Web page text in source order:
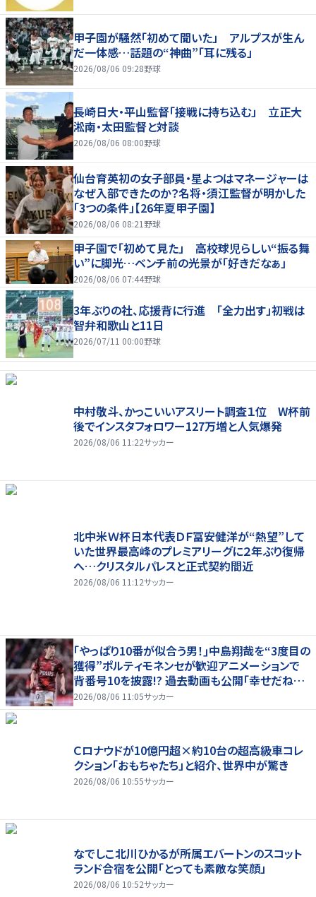
甲子園が騒然「初めて聞いた」 アルプスが生ん
だ一体感…話題の“神曲”「耳に残る」
2026/08/06 09:28野球
長崎日大・平山監督「接戦に持ち込む」 立正大
淞南・太田監督と対談
2026/08/06 08:00野球
仙台育英初の女子部員・星よつはマネージャーは
なぜ入部できたのか？名将・須江監督が明かした
「3つの条件」【26年夏甲子園】
2026/08/06 08:21 野球
甲子園で「初めて見た」 高校球児らしい“振る舞
い”に脚光…ベンチ前の光景が「好きだなぁ」
2026/08/06 07:44野球
3年ぶりの社、応援背に行進 「全力出す」初戦は
智弁和歌山と11日
2026/07/11 00:00野球
中村敬斗、かっこいいアスリート調査１位 W杯前
後でインスタフォロワー127万増と人気爆発
2026/08/06 11:22サッカー
北中米Ｗ杯日本代表ＤＦ冨安健洋が“熱望”して
いた世界最高峰のプレミアリーグに２年ぶり復帰
へ…クリスタルパレスと正式契約間近
2026/08/06 11:12サッカー
｢やっぱり10番が似合う男！｣中島翔哉を“3度目の
獲得”ポルティモネンセが歓迎アニメーションで
背番号10を披露!? 過去動画も公開｢幸せだね〜｣
｢爽やかイケメン｣
2026/08/06 11:05サッカー
Ｃロナウドが10億円超×約10台の超高級車コレ
クション「おもちゃたち」と紹介、世界中が驚き
2026/08/06 10:55サッカー
なでしこ北川ひかるが所属エバートンのスコット
ランド合宿を公開「とっても素敵な笑顔」
2026/08/06 10:52サッカー